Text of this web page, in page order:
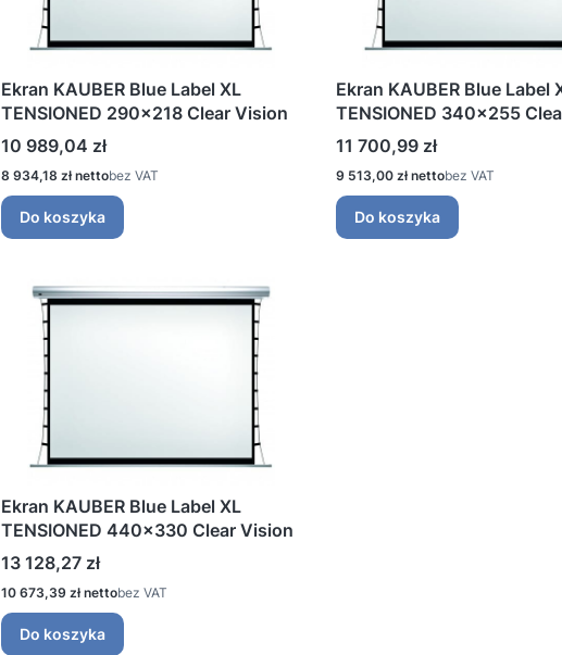
Ekran KAUBER Blue Label XL
TENSIONED 290x218 Clear Vision
Cena
10 989,04 zł
Cena
8 934,18 zł bez VAT
Do koszyka
Ekran KAUBER Blue Label
TENSIONED 340x255
Cena
11 700,99 zł
Cena
9 513,00 zł bez VAT
Do koszyka
Ekran KAUBER Blue Label XL
TENSIONED 440x330 Clear Vision
Cena
13 128,27 zł
Cena
10 673,39 zł bez VAT
Do koszyka